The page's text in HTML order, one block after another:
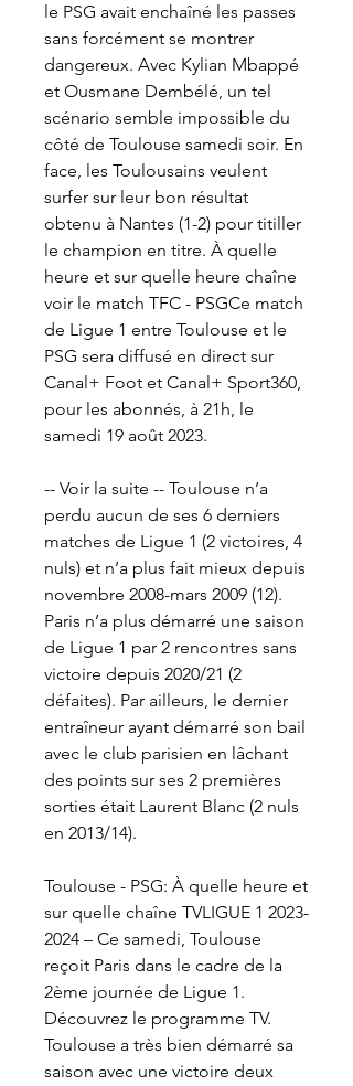
le PSG avait enchaîné les passes
sans forcément se montrer
dangereux. Avec Kylian Mbappé
et Ousmane Dembélé, un tel
scénario semble impossible du
côté de Toulouse samedi soir. En
face, les Toulousains veulent
surfer sur leur bon résultat
obtenu à Nantes (1-2) pour titiller
le champion en titre. À quelle
heure et sur quelle heure chaîne
voir le match TFC - PSGCe match
de Ligue 1 entre Toulouse et le
PSG sera diffusé en direct sur
Canal+ Foot et Canal+ Sport360,
pour les abonnés, à 21h, le
samedi 19 août 2023.
-- Voir la suite -- Toulouse n’a
perdu aucun de ses 6 derniers
matches de Ligue 1 (2 victoires, 4
nuls) et n’a plus fait mieux depuis
novembre 2008-mars 2009 (12).
Paris n’a plus démarré une saison
de Ligue 1 par 2 rencontres sans
victoire depuis 2020/21 (2
défaites). Par ailleurs, le dernier
entraîneur ayant démarré son bail
avec le club parisien en lâchant
des points sur ses 2 premières
sorties était Laurent Blanc (2 nuls
en 2013/14).
Toulouse - PSG: À quelle heure et
sur quelle chaîne TVLIGUE 1 2023-
2024 – Ce samedi, Toulouse
reçoit Paris dans le cadre de la
2ème journée de Ligue 1.
Découvrez le programme TV.
Toulouse a très bien démarré sa
saison avec une victoire deux